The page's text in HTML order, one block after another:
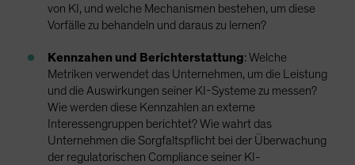
von KI, und welche Mechanismen bestehen, um diese
Vorfälle zu behandeln und daraus zu lernen?
Kennzahen und Berichterstattung: Welche
Metriken verwendet das Unternehmen, um die Leistung
und die Auswirkungen seiner KI-Systeme zu messen?
Wie werden diese Kennzahlen an externe
Interessengruppen berichtet? Wie wahrt das
Unternehmen die Sorgfaltspflicht bei der Überwachung
der regulatorischen Compliance seiner KI-